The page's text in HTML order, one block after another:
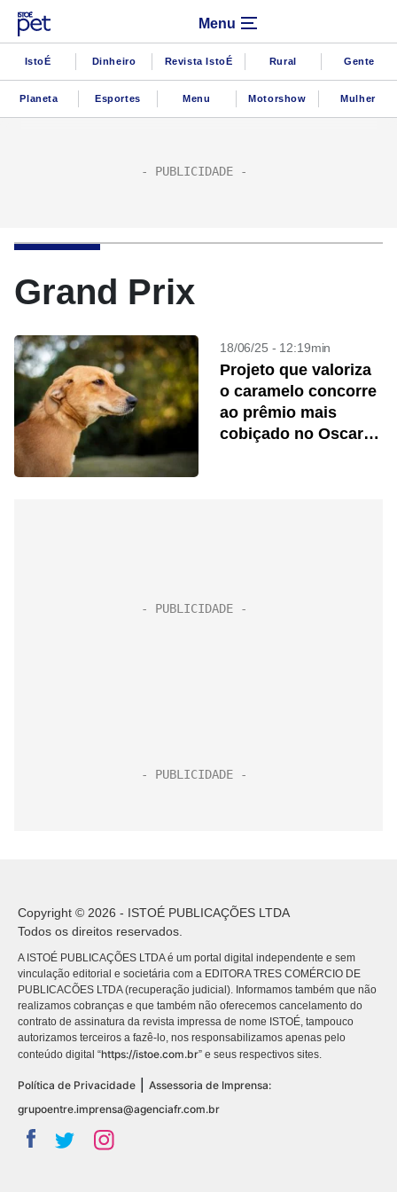
Menu
IstoÉ Dinheiro Revista IstoÉ Rural Gente
Planeta Esportes Menu Motorshow Mulher
Grand Prix
18/06/25 - 12:19min
Projeto que valoriza
o caramelo concorre
ao prêmio mais
cobiçado no Oscar
Copyright © 2026 - ISTOÉ PUBLICAÇÕES LTDA
Todos os direitos reservados.
A ISTOÉ PUBLICAÇÕES LTDA é um portal digital independente e sem
vinculação editorial e societária com a EDITORA TRES COMÉRCIO DE
PUBLICACÕES LTDA (recuperação judicial). Informamos também que não
realizamos cobranças e que também não oferecemos cancelamento do
contrato de assinatura da revista impressa de nome ISTOÉ, tampouco
autorizamos terceiros a fazê-lo, nos responsabilizamos apenas pelo
conteúdo digital “https://istoe.com.br” e seus respectivos sites.
Política de Privacidade
Assessoria de Imprensa:
grupoentre.imprensa@agenciafr.com.br